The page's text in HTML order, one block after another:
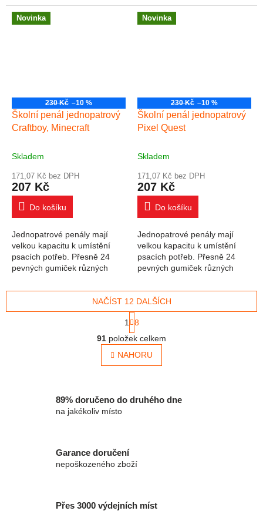
velikostí slouží k pohodlnému
uložení pastelek, psacího
pera, tužek,...
velikostí slouží k pohodlnému
uložení pastelek, psacího
pera, tužek,...
Novinka
230 Kč –10 %
Školní penál jednopatrový
Craftboy, Minecraft
Skladem
171,07 Kč bez DPH
207 Kč
Do košíku
Jednopatrové penály mají
velkou kapacitu k umístění
psacích potřeb. Přesně 24
pevných gumiček různých
uložení pastelek, psacího
Novinka
230 Kč –10 %
Školní penál jednopatrový
Pixel Quest
Skladem
171,07 Kč bez DPH
207 Kč
Do košíku
Jednopatrové penály mají
velkou kapacitu k umístění
psacích potřeb. Přesně 24
pevných gumiček různých
uložení pastelek, psacího
pera, tužek,...
Ovládací prvky výpisu
NAČÍST 12 DALŠÍCH
1
8
91 položek celkem
NAHORU
89% doručeno do druhého dne
na jakékoliv místo
Garance doručení
nepoškozeného zboží
Přes 3000 výdejních míst